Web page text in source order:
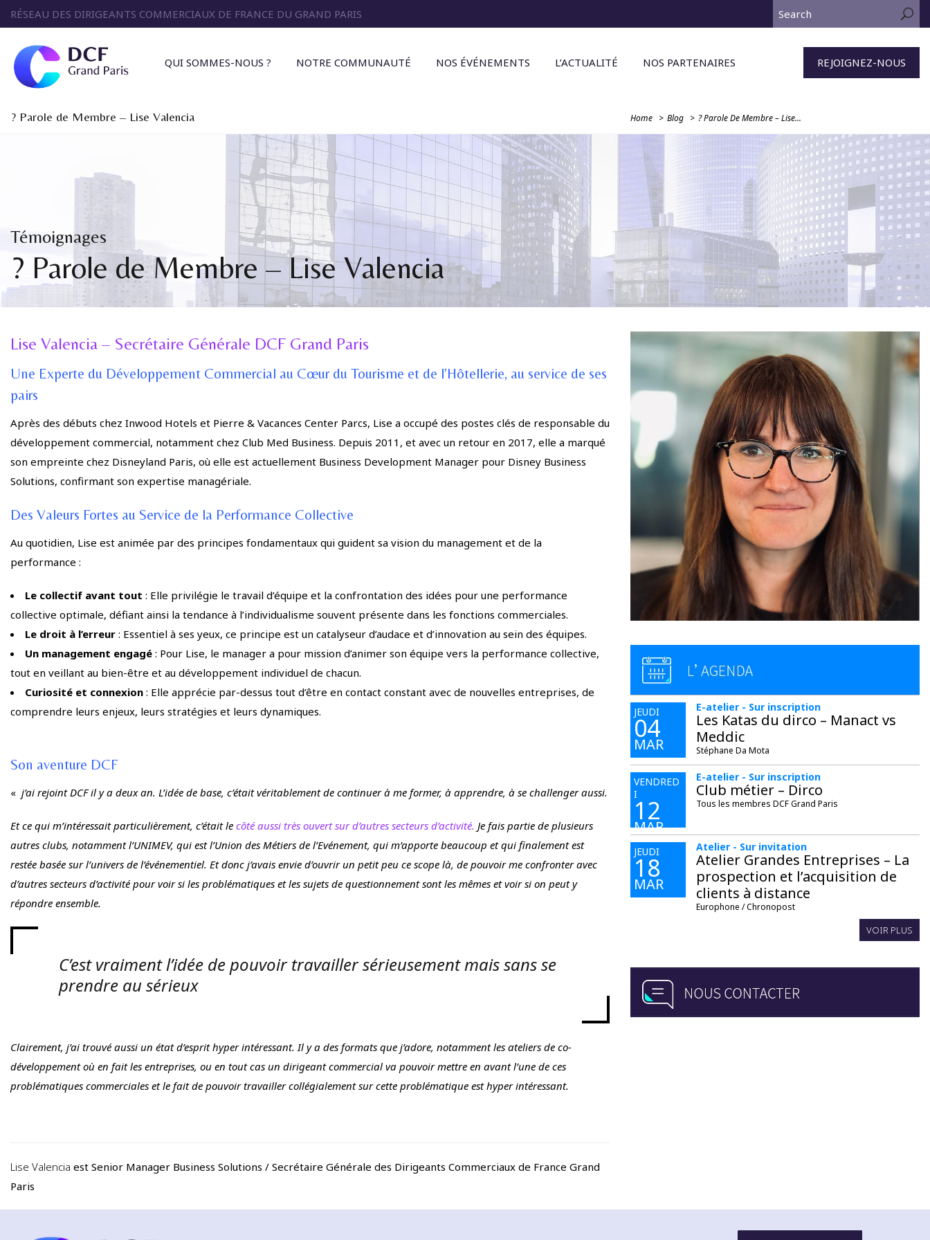
RÉSEAU DES DIRIGEANTS COMMERCIAUX DE FRANCE DU GRAND PARIS
QUI SOMMES-NOUS ? NOTRE COMMUNAUTÉ NOS ÉVÉNEMENTS L’ACTUALITÉ NOS PARTENAIRES REJOIGNEZ-NOUS
?️ Parole de Membre – Lise Valencia Home Blog ?️ Parole De Membre – Lise...
Témoignages
?️ Parole de Membre – Lise Valencia
Lise Valencia – Secrétaire Générale DCF Grand Paris
Une Experte du Développement Commercial au Cœur du Tourisme et de l’Hôtellerie, au service de ses
pairs
Après des débuts chez Inwood Hotels et Pierre & Vacances Center Parcs, Lise a occupé des postes clés de responsable du
développement commercial, notamment chez Club Med Business. Depuis 2011, et avec un retour en 2017, elle a marqué
son empreinte chez Disneyland Paris, où elle est actuellement Business Development Manager pour Disney Business
Solutions, confirmant son expertise managériale.
Des Valeurs Fortes au Service de la Performance Collective
Au quotidien, Lise est animée par des principes fondamentaux qui guident sa vision du management et de la
performance :
Le collectif avant tout : Elle privilégie le travail d’équipe et la confrontation des idées pour une performance
collective optimale, défiant ainsi la tendance à l’individualisme souvent présente dans les fonctions commerciales.
Le droit à l’erreur : Essentiel à ses yeux, ce principe est un catalyseur d’audace et d’innovation au sein des équipes.
Un management engagé : Pour Lise, le manager a pour mission d’animer son équipe vers la performance collective,
tout en veillant au bien-être et au développement individuel de chacun.
Curiosité et connexion : Elle apprécie par-dessus tout d’être en contact constant avec de nouvelles entreprises, de
comprendre leurs enjeux, leurs stratégies et leurs dynamiques.
Son aventure DCF
« j’ai rejoint DCF il y a deux an. L’idée de base, c’était véritablement de continuer à me former, à apprendre, à se challenger aussi.
Et ce qui m’intéressait particulièrement, c’était le côté aussi très ouvert sur d’autres secteurs d’activité. Je fais partie de plusieurs
autres clubs, notamment l’UNIMEV, qui est l’Union des Métiers de l’Evénement, qui m’apporte beaucoup et qui finalement est
restée basée sur l’univers de l’événementiel. Et donc j’avais envie d’ouvrir un petit peu ce scope là, de pouvoir me confronter avec
d’autres secteurs d’activité pour voir si les problématiques et les sujets de questionnement sont les mêmes et voir si on peut y
répondre ensemble.
C’est vraiment l’idée de pouvoir travailler sérieusement mais sans se
prendre au sérieux
Clairement, j’ai trouvé aussi un état d’esprit hyper intéressant. Il y a des formats que j’adore, notamment les ateliers de co-
développement où en fait les entreprises, ou en tout cas un dirigeant commercial va pouvoir mettre en avant l’une de ces
problématiques commerciales et le fait de pouvoir travailler collégialement sur cette problématique est hyper intéressant.
Lise Valencia est Senior Manager Business Solutions / Secrétaire Générale des Dirigeants Commerciaux de France Grand
Paris
JEUDI
04
MAR
E-atelier - Sur inscription
Les Katas du dirco – Manact vs
Meddic
Stéphane Da Mota
VENDRED
I
12
MAR
E-atelier - Sur inscription
Club métier – Dirco
Tous les membres DCF Grand Paris
JEUDI
18
MAR
Atelier - Sur invitation
Atelier Grandes Entreprises – La
prospection et l’acquisition de
clients à distance
Europhone / Chronopost
VOIR PLUS